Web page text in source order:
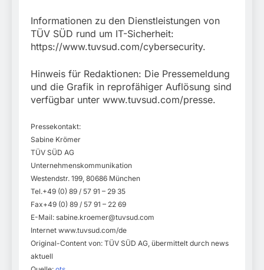
Informationen zu den Dienstleistungen von
TÜV SÜD rund um IT-Sicherheit:
https://www.tuvsud.com/cybersecurity.
Hinweis für Redaktionen: Die Pressemeldung
und die Grafik in reprofähiger Auflösung sind
verfügbar unter www.tuvsud.com/presse.
Pressekontakt:
Sabine Krömer
TÜV SÜD AG
Unternehmenskommunikation
Westendstr. 199, 80686 München
Tel.+49 (0) 89 / 57 91 – 29 35
Fax+49 (0) 89 / 57 91 – 22 69
E-Mail: sabine.kroemer@tuvsud.com
Internet www.tuvsud.com/de
Original-Content von: TÜV SÜD AG, übermittelt durch news
aktuell